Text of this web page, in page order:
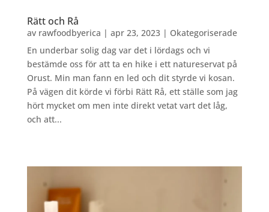
Rätt och Rå
av rawfoodbyerica | apr 23, 2023| Okategoriserade
En underbar solig dag var det i lördags och vi
bestämde oss för att ta en hike i ett natureservat på
Orust. Min man fann en led och dit styrde vi kosan.
På vägen dit körde vi förbi Rätt Rå, ett ställe som jag
hört mycket om men inte direkt vetat vart det låg,
och att...